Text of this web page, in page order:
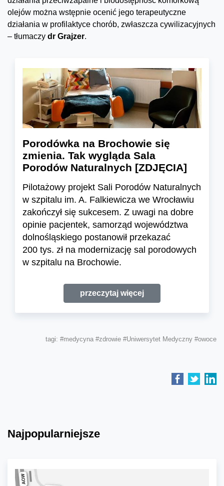
olejów można wstępnie ocenić jego terapeutyczne
działania w profilaktyce chorób, zwłaszcza cywilizacyjnych
– tłumaczy dr Grajzer.
Porodówka na Brochowie się
zmienia. Tak wygląda Sala
Porodów Naturalnych [ZDJĘCIA]
Pilotażowy projekt Sali Porodów Naturalnych
w szpitalu im. A. Falkiewicza we Wrocławiu
zakończył się sukcesem. Z uwagi na dobre
opinie pacjentek, samorząd województwa
dolnośląskiego postanowił przekazać
200 tys. zł na modernizację sal porodowych
w szpitalu na Brochowie.
przeczytaj więcej
tagi: #medycyna #zdrowie #Uniwersytet Medyczny #owoce
Najpopularniejsze